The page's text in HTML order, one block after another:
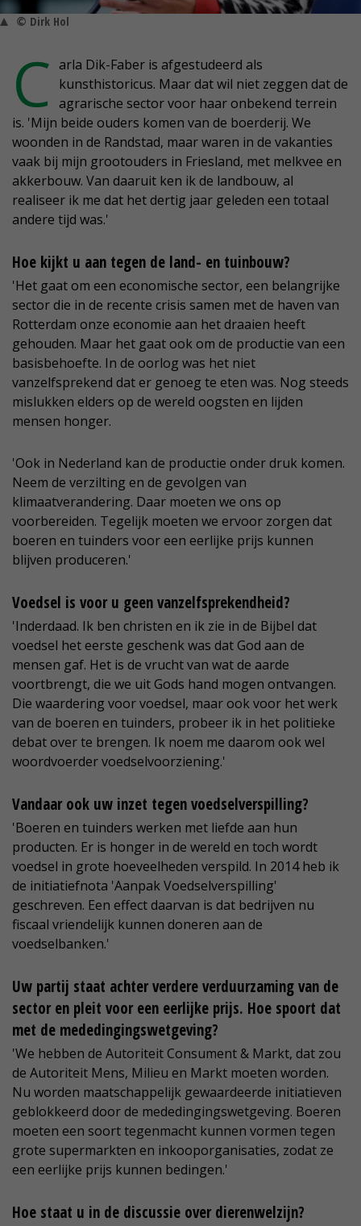
© Dirk Hol
C arla Dik-Faber is afgestudeerd als
kunsthistoricus. Maar dat wil niet zeggen dat de
agrarische sector voor haar onbekend terrein
is. 'Mijn beide ouders komen van de boerderij. We
woonden in de Randstad, maar waren in de vakanties
vaak bij mijn grootouders in Friesland, met melkvee en
akkerbouw. Van daaruit ken ik de landbouw, al
realiseer ik me dat het dertig jaar geleden een totaal
andere tijd was.'
Hoe kijkt u aan tegen de land- en tuinbouw?
'Het gaat om een economische sector, een belangrijke
sector die in de recente crisis samen met de haven van
Rotterdam onze economie aan het draaien heeft
gehouden. Maar het gaat ook om de productie van een
basisbehoefte. In de oorlog was het niet
vanzelfsprekend dat er genoeg te eten was. Nog steeds
mislukken elders op de wereld oogsten en lijden
mensen honger.
'Ook in Nederland kan de productie onder druk komen.
Neem de verzilting en de gevolgen van
klimaatverandering. Daar moeten we ons op
voorbereiden. Tegelijk moeten we ervoor zorgen dat
boeren en tuinders voor een eerlijke prijs kunnen
blijven produceren.'
Voedsel is voor u geen vanzelfsprekendheid?
'Inderdaad. Ik ben christen en ik zie in de Bijbel dat
voedsel het eerste geschenk was dat God aan de
mensen gaf. Het is de vrucht van wat de aarde
voortbrengt, die we uit Gods hand mogen ontvangen.
Die waardering voor voedsel, maar ook voor het werk
van de boeren en tuinders, probeer ik in het politieke
debat over te brengen. Ik noem me daarom ook wel
woordvoerder voedselvoorziening.'
Vandaar ook uw inzet tegen voedselverspilling?
'Boeren en tuinders werken met liefde aan hun
producten. Er is honger in de wereld en toch wordt
voedsel in grote hoeveelheden verspild. In 2014 heb ik
de initiatiefnota 'Aanpak Voedselverspilling'
geschreven. Een effect daarvan is dat bedrijven nu
fiscaal vriendelijk kunnen doneren aan de
voedselbanken.'
Uw partij staat achter verdere verduurzaming van de
sector en pleit voor een eerlijke prijs. Hoe spoort dat
met de mededingingswetgeving?
'We hebben de Autoriteit Consument & Markt, dat zou
de Autoriteit Mens, Milieu en Markt moeten worden.
Nu worden maatschappelijk gewaardeerde initiatieven
geblokkeerd door de mededingingswetgeving. Boeren
moeten een soort tegenmacht kunnen vormen tegen
grote supermarkten en inkooporganisaties, zodat ze
een eerlijke prijs kunnen bedingen.'
Hoe staat u in de discussie over dierenwelzijn?